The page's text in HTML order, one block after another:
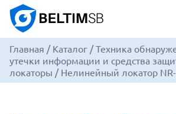
Главная / Каталог /Техника
утечки информации и средства
локаторы / Нелинейный локатор